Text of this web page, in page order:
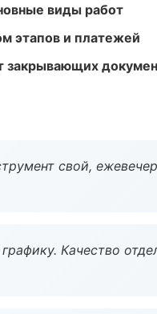
виды работ
этапов и платежей
закрывающих
свой,
Качество